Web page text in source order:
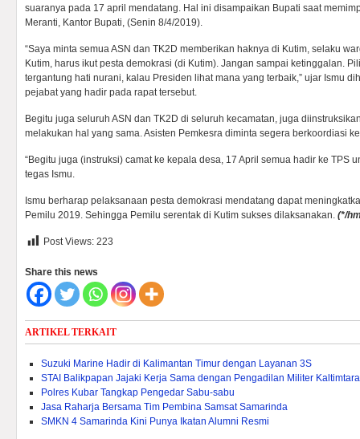
suaranya pada 17 april mendatang. Hal ini disampaikan Bupati saat
Meranti, Kantor Bupati, (Senin 8/4/2019).
“Saya minta semua ASN dan TK2D memberikan haknya di Kutim, selaku
Kutim, harus ikut pesta demokrasi (di Kutim). Jangan sampai ketinggalan.
tergantung hati nurani, kalau Presiden lihat mana yang terbaik,” ujar Ismu
pejabat yang hadir pada rapat tersebut.
Begitu juga seluruh ASN dan TK2D di seluruh kecamatan, juga
melakukan hal yang sama. Asisten Pemkesra diminta segera berkoordiasi
“Begitu juga (instruksi) camat ke kepala desa, 17 April semua hadir ke TPS
tegas Ismu.
Ismu berharap pelaksanaan pesta demokrasi mendatang dapat
Pemilu 2019. Sehingga Pemilu serentak di Kutim sukses dilaksanakan. (*/
Post Views: 223
Share this news
ARTIKEL TERKAIT
Suzuki Marine Hadir di Kalimantan Timur dengan Layanan 3S
STAI Balikpapan Jajaki Kerja Sama dengan Pengadilan Militer Kaltimtara
Polres Kubar Tangkap Pengedar Sabu-sabu
Jasa Raharja Bersama Tim Pembina Samsat Samarinda
SMKN 4 Samarinda Kini Punya Ikatan Alumni Resmi